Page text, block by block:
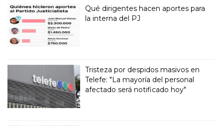
Qué dirigentes hacen aportes para
la interna del PJ
Tristeza por despidos masivos en
Telefe: "La mayoría del personal
afectado será notificado hoy"